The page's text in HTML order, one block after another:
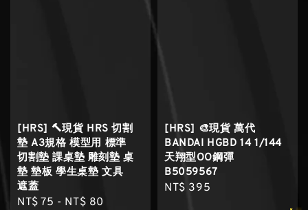
[HRS] 🔨現貨 HRS 切割
墊 A3規格 模型用 標準
切割墊 課桌墊 雕刻墊 桌
墊 墊板 學生桌墊 文具
遮蓋
Regular
NT$ 75 - NT$ 80
[HRS] 🎨現貨 萬代
BANDAI HGBD 14 1/144
天翔型OO鋼彈
B5059567
Regular
NT$ 395